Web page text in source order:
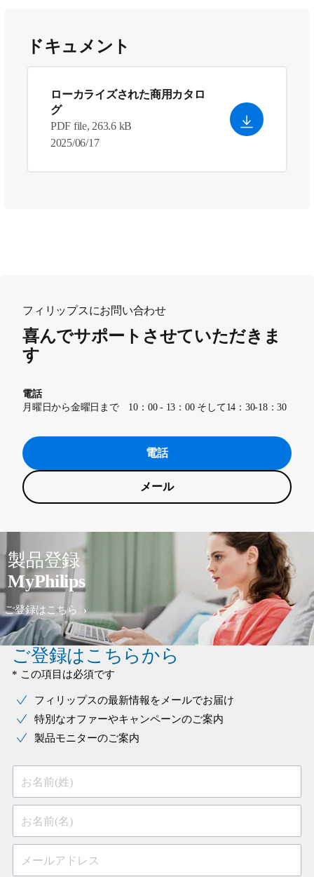
ドキュメント
ローカライズされた商用カタロ
グ
PDF file, 263.6 kB
2025/06/17
フィリップスにお問い合わせ
喜んでサポートさせていただきま
す
電話
月曜日から金曜日まで 10：00 - 13：00 そして14：30-18：30
電話
メール
製品登録
MyPhilips
ご登録はこちら
ご登録はこちらから
* この項目は必須です
フィリップスの最新情報をメールでお届け
特別なオファーやキャンペーンのご案内
製品モニターのご案内
お名前(姓)
お名前(名)
メールアドレス